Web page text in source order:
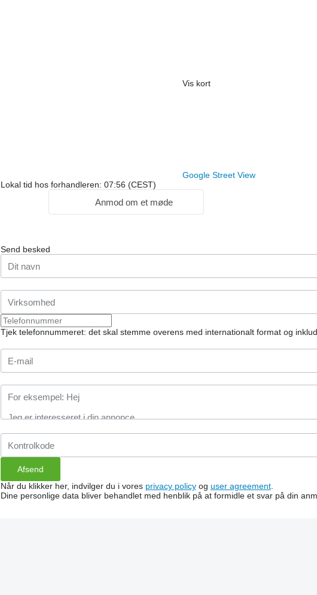
Vis kort
Google Street View
Lokal tid hos forhandleren: 07:56 (CEST)
Anmod om et møde
Send besked
Tjek telefonnummeret: det skal stemme overens med internationalt format og
Når du klikker her, indvilger du i vores privacy policyog user agreement.
Dine personlige data bliver behandlet med henblik på at formidle et svar på din